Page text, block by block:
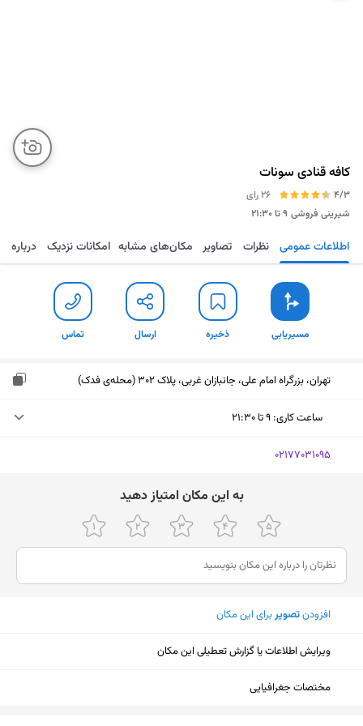
کافه قنادی سونات
4/3
26 رای
شیرینی فروشی ۹ تا ۲۱:۳۰
مسیریابی ذخیره ارسال تماس اطلاعات عمومی نظرات تصاویر مکان‌های مشابه امکانات نزدیک درباره
مسیریابی ذخیره ارسال تماس
تهران، بزرگراه امام علی، جانبازان غربی، پلاک 302 (محله‌ی فدک)
ساعت کاری: ۹ تا ۲۱:۳۰
چهارشنبه (امروز)
شنبه
۹ تا ۲۱:۳۰
یکشنبه
۹ تا ۲۱:۳۰
دوشنبه
سه‌شنبه
‎02177031095
ﺑﻪ اﯾﻦ ﻣﮑﺎن اﻣﺘﯿﺎز دﻫﯿﺪ
افزودنتصویربرای این مکان
ویرایش اطلاعات یا گزارش تعطیلی این مکان
مختصات جغرافیایی